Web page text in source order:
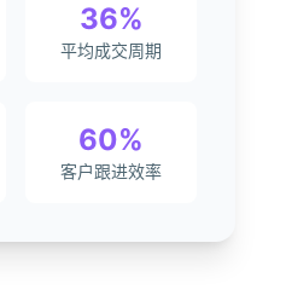
36%
平均成交周期
60%
客户跟进效率